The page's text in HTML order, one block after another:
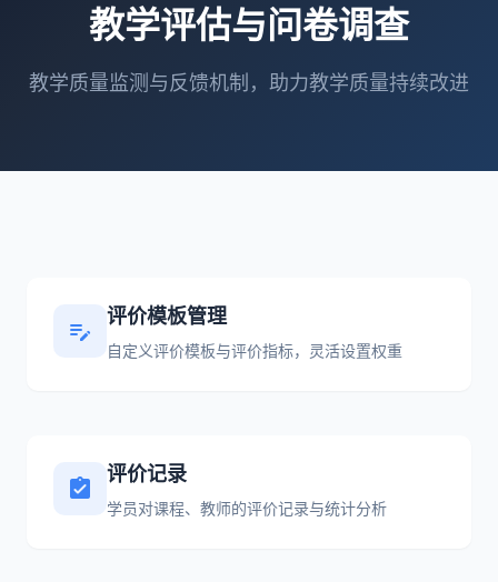
教学评估与问卷调查
教学质量监测与反馈机制，助力教学质量持续改进
edit_note
评价模板管理
自定义评价模板与评价指标，灵活设置权重
assignment_turned_in
评价记录
学员对课程、教师的评价记录与统计分析